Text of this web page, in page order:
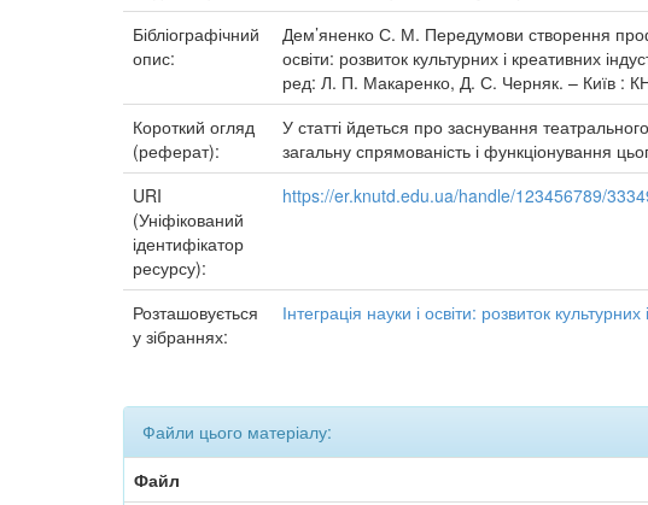
Бібліографічний
опис:
Дем’яненко С. М. Передумови створення
освіти: розвиток культурних і креативних
ред: Л. П. Макаренко, Д. С. Черняк. – Київ :
Короткий огляд
(реферат):
У статті йдеться про заснування
загальну спрямованість і функціонування
URI
(Уніфікований
ідентифікатор
ресурсу):
https://er.knutd.edu.ua/handle/123456789/
Розташовується
у зібраннях:
Інтеграція науки і освіти: розвиток культурних
Файли цього матеріалу:
Файл